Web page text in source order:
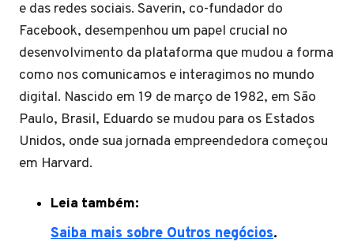
e das redes sociais. Saverin, co-fundador do
Facebook, desempenhou um papel crucial no
desenvolvimento da plataforma que mudou a forma
como nos comunicamos e interagimos no mundo
digital. Nascido em 19 de março de 1982, em São
Paulo, Brasil, Eduardo se mudou para os Estados
Unidos, onde sua jornada empreendedora começou
em Harvard.
Leia também:
Saiba mais sobre Outros negócios.